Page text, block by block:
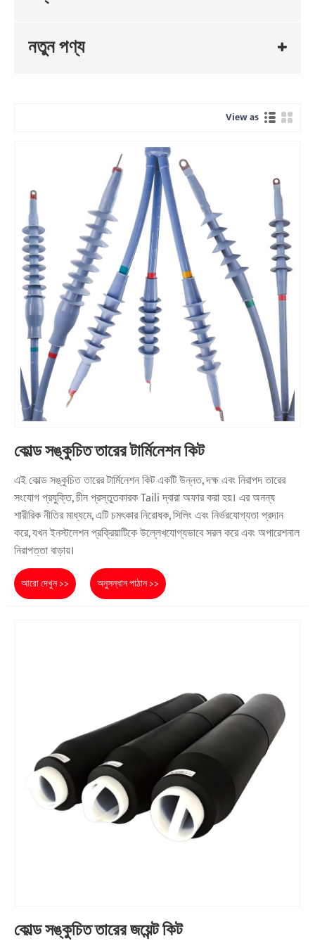
নতুন পণ্য
View as
কোল্ড সঙ্কুচিত তারের টার্মিনেশন কিট
এই কোল্ড সঙ্কুচিত তারের টার্মিনেশন কিট একটি উন্নত, দক্ষ এবং নিরাপদ তারের
সংযোগ প্রযুক্তি, চীন প্রস্তুতকারক Taili দ্বারা অফার করা হয়। এর অনন্য
শারীরিক নীতির মাধ্যমে, এটি চমৎকার নিরোধক, সিলিং এবং নির্ভরযোগ্যতা প্রদান
করে, যখন ইনস্টলেশন প্রক্রিয়াটিকে উল্লেখযোগ্যভাবে সরল করে এবং অপারেশনাল
নিরাপত্তা বাড়ায়।
আরো দেখুন >> অনুসন্ধান পাঠান >>
কোল্ড সঙ্কুচিত তারের জয়েন্ট কিট